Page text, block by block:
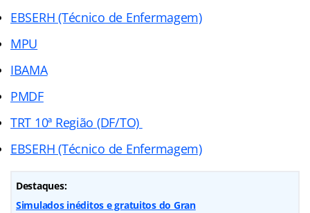
EBSERH (Técnico de Enfermagem)
MPU
IBAMA
PMDF
TRT 10ª Região (DF/TO)
EBSERH (Técnico de Enfermagem)
Destaques:
Simulados inéditos e gratuitos do Gran